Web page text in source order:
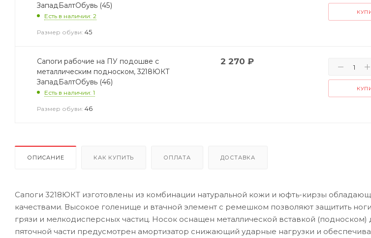
ЗападБалтОбувь (45)
Есть в наличии: 2
Размер обуви: 45
Сапоги рабочие на ПУ подошве с
металлическим подноском, 3218ЮКТ
ЗападБалтОбувь (46)
Есть в наличии: 1
Размер обуви: 46
2 270 ₽
ОПИСАНИЕ КАК КУПИТЬ ОПЛАТА ДОСТАВКА
Сапоги 3218ЮКТ изготовлены из комбинации натуральной кожи и юфть-кирзы
качествами. Высокое голенище и втачной элемент с ремешком позволяют защитить
грязи и мелкодисперсных частиц. Носок оснащен металлической вставкой (подноском)
пяточной части предусмотрен амортизатор снижающий ударные нагрузки и